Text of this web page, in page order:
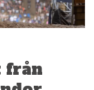
från